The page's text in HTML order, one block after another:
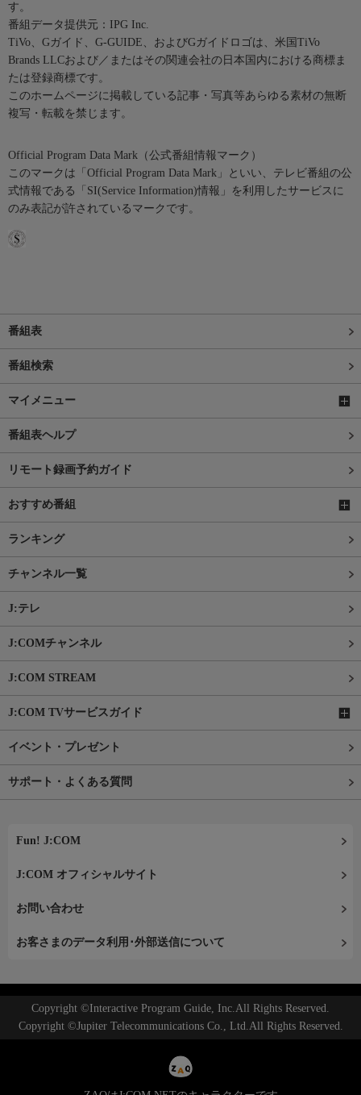
す。
番組データ提供元：IPG Inc.
TiVo、Gガイド、G-GUIDE、およびGガイドロゴは、米国TiVo
Brands LLCおよび／またはその関連会社の日本国内における商標ま
たは登録商標です。
このホームページに掲載している記事・写真等あらゆる素材の無断
複写・転載を禁じます。
Official Program Data Mark（公式番組情報マーク）
このマークは「Official Program Data Mark」といい、テレビ番組の公
式情報である「SI(Service Information)情報」を利用したサービスに
のみ表記が許されているマークです。
番組表
番組検索
マイメニュー
番組表ヘルプ
リモート録画予約ガイド
おすすめ番組
ランキング
チャンネル一覧
J:テレ
J:COMチャンネル
J:COM STREAM
J:COM TVサービスガイド
イベント・プレゼント
サポート・よくある質問
Fun! J:COM
J:COM オフィシャルサイト
お問い合わせ
お客さまのデータ利用･外部送信について
Copyright ©Interactive Program Guide, Inc.All Rights Reserved.
Copyright ©Jupiter Telecommunications Co., Ltd.All Rights Reserved.